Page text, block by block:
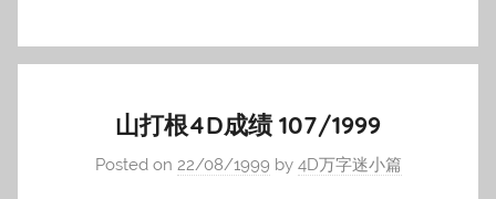
山打根4D成绩 107/1999
Posted on 22/08/1999 by 4D万字迷小篇